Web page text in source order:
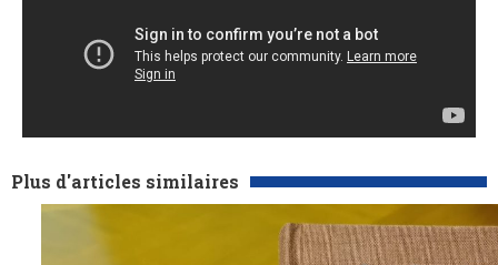
Plus d'articles similaires